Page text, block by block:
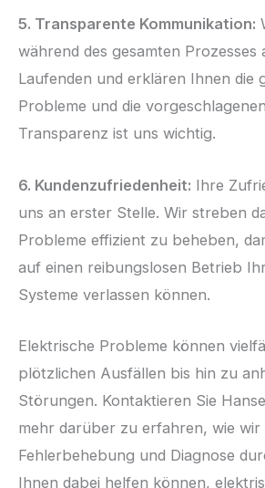
5. Transparente Kommunikation:
während des gesamten Prozesses
Laufenden und erklären Ihnen die
Probleme und die
Transparenz ist uns wichtig.
6. Kundenzufriedenheit: Ihre
uns an erster Stelle. Wir streben
Probleme effizient zu beheben,
auf einen reibungslosen Betrieb
Systeme verlassen können.
Elektrische Probleme können
plötzlichen Ausfällen bis hin zu
Störungen. Kontaktieren Sie
mehr darüber zu erfahren, wie wir
Fehlerbehebung und Diagnose
Ihnen dabei helfen können,